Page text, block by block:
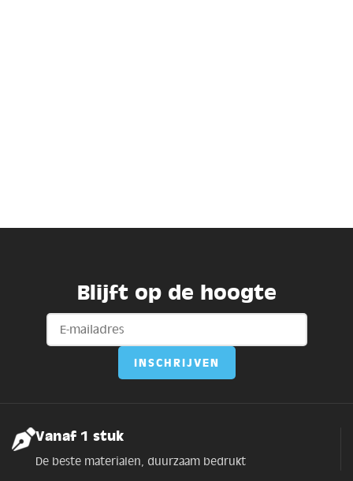
Blijft op de hoogte
Vanaf 1 stuk
De beste materialen, duurzaam bedrukt